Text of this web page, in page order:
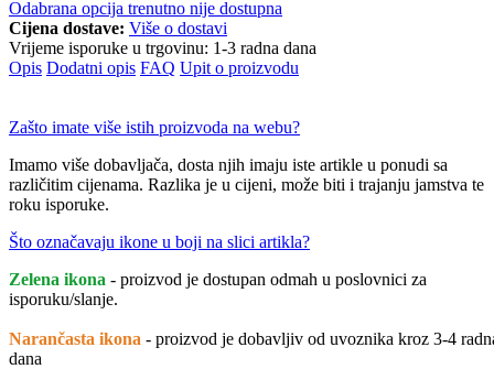
Odabrana opcija trenutno nije dostupna
Cijena dostave: Više o dostavi
Vrijeme isporuke u trgovinu: 1-3 radna dana
Opis Dodatni opis FAQ Upit o proizvodu
Zašto imate više istih proizvoda na webu?
Imamo više dobavljača, dosta njih imaju iste artikle u ponudi sa
različitim cijenama. Razlika je u cijeni, može biti i trajanju jamstva te
roku isporuke.
Što označavaju ikone u boji na slici artikla?
Zelena ikona - proizvod je dostupan odmah u poslovnici za
isporuku/slanje.
Narančasta ikona - proizvod je dobavljiv od uvoznika kroz 3-4
dana